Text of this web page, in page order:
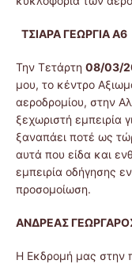
ΤΣΙΑΡΑ ΓΕΩΡΓΙΑΑ6
Την Τετάρτη 08/03/
μου, το κέντρο
αεροδρομίου, στην
ξεχωριστή εμπειρία
ξαναπάει ποτέ ως
αυτά που είδα και
εμπειρία οδήγησης
προσομοίωση.
ΑΝΔΡΕΑΣ
Η Εκδρομή μας στην